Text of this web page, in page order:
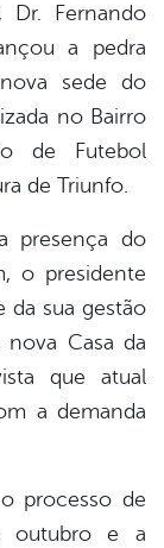
Dr. Fernando
a pedra
sede do
no Bairro
de Futebol
de Triunfo.
presença do
o presidente
da sua gestão
Casa da
que atual
a demanda
processo de
outubro e a